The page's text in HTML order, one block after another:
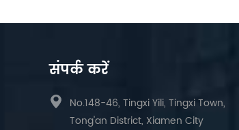
संपर्क करें
No.148-46, Tingxi Yili, Tingxi Town,
Tong'an District, Xiamen City